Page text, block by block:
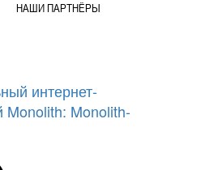
НАШИ ПАРТНЁРЫ
интернет-
Monolith: Monolith-